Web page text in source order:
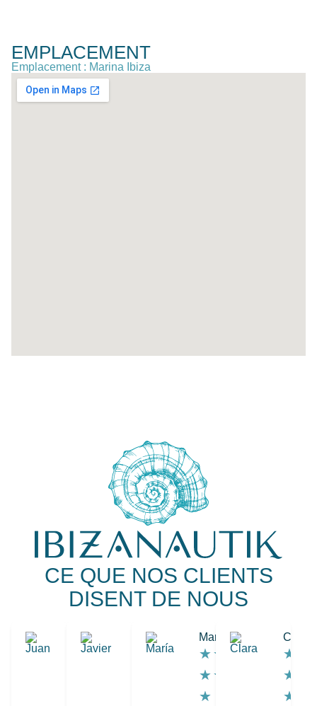
EMPLACEMENT
Emplacement : Marina Ibiza
CE QUE NOS CLIENTS
DISENT DE NOUS
Juan
★
Javier
★★
María
★★
★★
★
Clara
★
★
★